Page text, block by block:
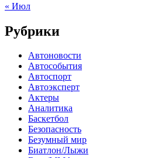
« Июл
Рубрики
Автоновости
Автособытия
Автоспорт
Автоэксперт
Актеры
Аналитика
Баскетбол
Безопасность
Безумный мир
Биатлон/Лыжи